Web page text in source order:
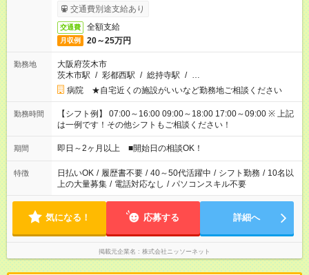
交通費別途支給あり
交通費 全額支給
月収例 20～25万円
勤務地
大阪府茨木市
茨木市駅 / 彩都西駅 / 総持寺駅 / …
病院 ★自宅近くの施設がいいなど勤務地ご相談ください
勤務時間
【シフト例】 07:00～16:00 09:00～18:00 17:00～09:00 ※ 上記
は一例です！その他シフトもご相談ください！
期間 即日～2ヶ月以上 ■開始日の相談OK！
特徴 日払いOK / 履歴書不要 / 40～50代活躍中 / シフト勤務 / 10名以
上の大量募集 / 電話対応なし / パソコンスキル不要
気になる！ 応募する 詳細へ
掲載元企業名 株式会社ニッソーネット